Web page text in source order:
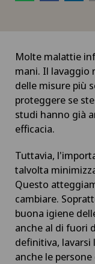
Molte malattie
mani. Il lavaggio
delle misure più
proteggere se
studi hanno già
efficacia.
Tuttavia,
talvolta
Questo
cambiare.
buona igiene
anche al di fuori
definitiva, lavarsi
anche le